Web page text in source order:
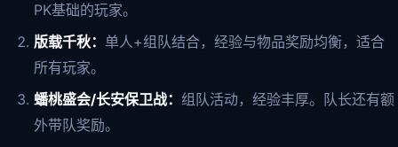
PK基础的玩家。
版载千秋： 单人+组队结合，经验与物品奖励均衡，适合
所有玩家。
蟠桃盛会/长安保卫战： 组队活动，经验丰厚。队长还有额
外带队奖励。